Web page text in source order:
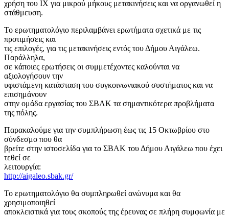
χρήση του ΙΧ για μικρού μήκους μετακινήσεις και να οργανωθεί η
στάθμευση.
Το ερωτηματολόγιο περιλαμβάνει ερωτήματα σχετικά με τις
προτιμήσεις και
τις επιλογές, για τις μετακινήσεις εντός του Δήμου Αιγάλεω.
Παράλληλα,
σε κάποιες ερωτήσεις οι συμμετέχοντες καλούνται να
αξιολογήσουν την
υφιστάμενη κατάσταση του συγκοινωνιακού συστήματος και να
επισημάνουν
στην ομάδα εργασίας του ΣΒΑΚ τα σημαντικότερα προβλήματα
της πόλης.
Παρακαλούμε για την συμπλήρωση έως τις 15 Οκτωβρίου στο
σύνδεσμο που θα
βρείτε στην ιστοσελίδα για το ΣΒΑΚ του Δήμου Αιγάλεω που έχει
τεθεί σε
λειτουργία:
http://aigaleo.sbak.gr/
Το ερωτηματολόγιο θα συμπληρωθεί ανώνυμα και θα
χρησιμοποιηθεί
αποκλειστικά για τους σκοπούς της έρευνας σε πλήρη συμφωνία με